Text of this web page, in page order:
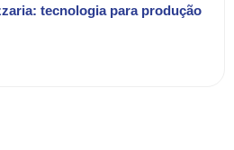
tecnologia para produção